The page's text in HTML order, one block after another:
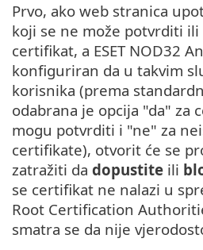
Prvo, ako web stranica
koji se ne može potvrditi ili
certifikat, a ESET NOD32
konfiguriran da u takvim
korisnika (prema
odabrana je opcija "da" za
mogu potvrditi i "ne" za
certifikate), otvorit će se
zatražiti da dopustite ili
se certifikat ne nalazi u
Root Certification
smatra se da nije